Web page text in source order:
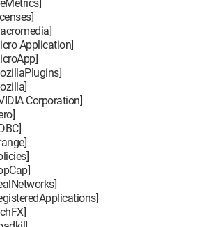
Application]
Corporation]